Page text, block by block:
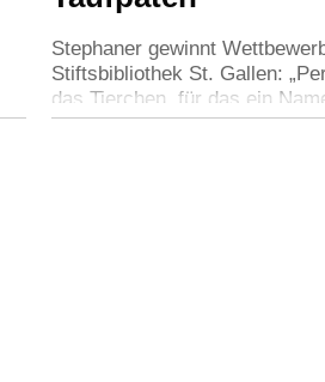
Stephaner gewinnt
Stiftsbibliothek St. Gallen:„
das Tierchen, für das ein
wurde.